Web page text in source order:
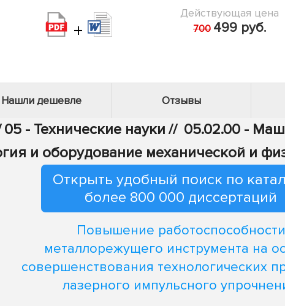
+
Действующая цена
700 499 руб.
Нашли дешевле Отзывы
05 - Технические науки // 05.02.00 -
и оборудование механической и
Открыть удобный поиск по
более 800 000 диссертаций
Повышение работоспособности
металлорежущего инструмента на
совершенствования технологических
лазерного импульсного